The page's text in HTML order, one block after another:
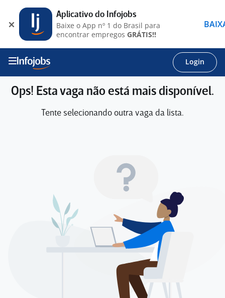
Login
Ops! Esta vaga não está mais disponível.
Tente selecionando outra vaga da lista.
Aplicativo do Infojobs
Baixe o App nº 1 do Brasil para
encontrar empregos GRÁTIS!!